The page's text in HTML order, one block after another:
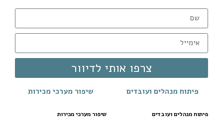
שיפור מערכי מכירות
שיפור מערכי מכירות
פיתוח מנהלים ועובדים
פיתוח מנהלים ועובדים
צרפו אותי לדיוור